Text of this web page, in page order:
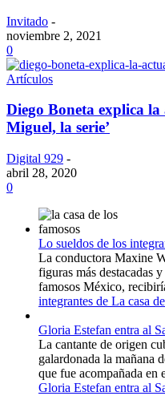
Invitado -
noviembre 2, 2021
0
Artículos
Diego Boneta explica
Miguel, la serie’
Digital 929 -
abril 28, 2020
0
Lo sueldos de los
La conductora Maxine
figuras más destacadas
famosos México,
integrantes de La casa
Gloria Estefan entra al
La cantante de origen
galardonada la mañana
que fue acompañada en
Gloria Estefan entra al